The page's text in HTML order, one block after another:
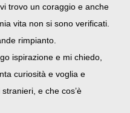
trovo un coraggio e anche
vita non si sono verificati.
rimpianto.
ispirazione e mi chiedo,
curiosità e voglia e
e che cos’è